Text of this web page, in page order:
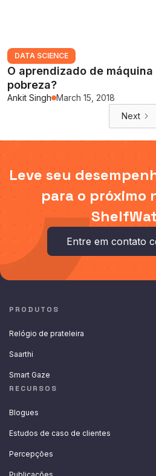
DATA SCIENCE
O aprendizado de
pobreza?
Ankit Singh March 15, 2018
Next
Leve seu
para o próximo
Entre em contato
PRODUTOS
Relógio de prateleira
Saarthi
Smart Gaze
RECURSOS
Blogues
Estudos de caso de clientes
Percepções